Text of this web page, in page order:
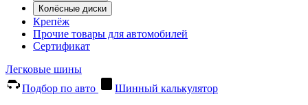
Колёсные диски
Крепёж
Прочие товары для автомобилей
Сертификат
Легковые шины
Подбор по авто
Шинный калькулятор